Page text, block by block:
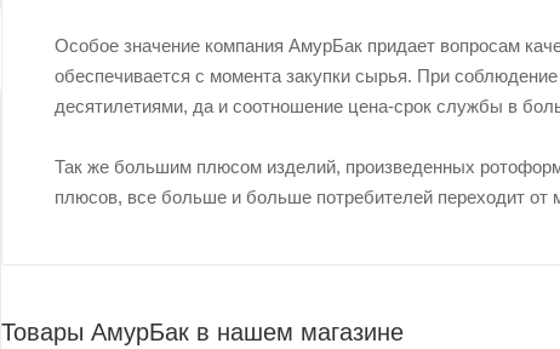
Особое значение компания АмурБак придает вопросам
обеспечивается с момента закупки сырья. При
десятилетиями, да и соотношение цена-срок службы в
Так же большим плюсом изделий, произведенных
плюсов, все больше и больше потребителей переходит от
Товары АмурБак в нашем магазине